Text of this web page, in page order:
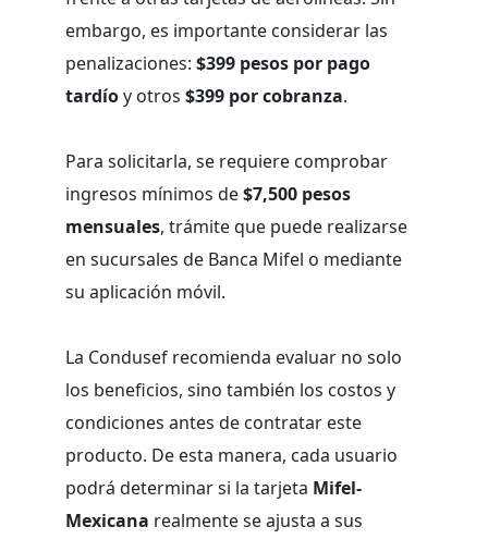
embargo, es importante considerar las
penalizaciones: $399 pesos por pago
tardíoy otros $399 por cobranza.
Para solicitarla, se requiere comprobar
ingresos mínimos de$7,500 pesos
mensuales, trámite que puede realizarse
en sucursales de Banca Mifel o mediante
su aplicación móvil.
La Condusef recomienda evaluar no solo
los beneficios, sino también los costos y
condiciones antes de contratar este
producto. De esta manera, cada usuario
podrá determinar si la tarjeta Mifel-
Mexicana realmente se ajusta a sus